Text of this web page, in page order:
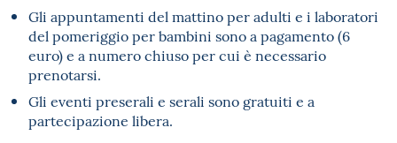
Gli appuntamenti del mattino per adulti e i laboratori
del pomeriggio per bambini sono a pagamento (6
euro) e a numero chiuso per cui è necessario
prenotarsi.
Gli eventi preserali e serali sono gratuiti e a
partecipazione libera.